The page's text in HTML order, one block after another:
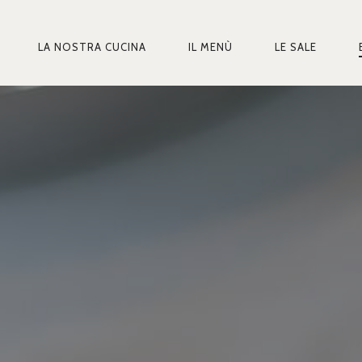
LA NOSTRA CUCINA IL MENÙ LE SALE